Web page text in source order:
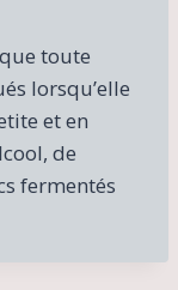
toute
lorsqu’elle
et en
de
fermentés